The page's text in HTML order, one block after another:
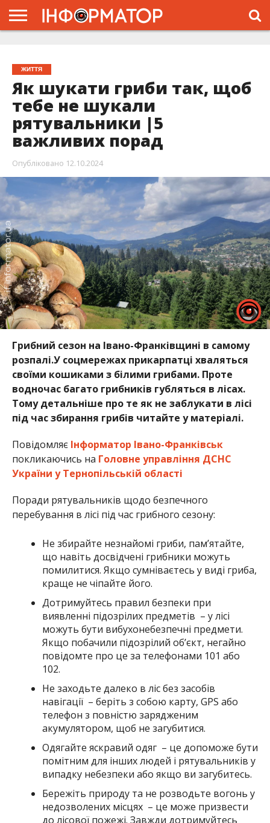
ЖИТТЯ
Як шукати гриби так, щоб
тебе не шукали
рятувальники |5
важливих порад
Опубліковано 12.10.2024
Грибний сезон на Івано-Франківщині в самому
розпалі.У соцмережах прикарпатці хваляться
своїми кошиками з білими грибами. Проте
водночас багато грибників губляться в лісах.
Тому детальніше про те як не заблукати в лісі
під час збирання грибів читайте у матеріалі.
ПовідомляєІнформатор Івано-Франківськ
покликаючись на Головне управління ДСНС
України у Тернопільській області
Поради рятувальників щодо безпечного
перебування в лісі під час грибного сезону:
Не збирайте незнайомі гриби, пам’ятайте,
що навіть досвідчені грибники можуть
помилитися. Якщо сумніваєтесь у виді гриба,
краще не чіпайте його.
Дотримуйтесь правил безпеки при
виявленні підозрілих предметів – у лісі
можуть бути вибухонебезпечні предмети.
Якщо побачили підозрілий об’єкт, негайно
повідомте про це за телефонами 101 або
102.
Не заходьте далеко в ліс без засобів
навігації – беріть з собою карту, GPS або
телефон з повністю зарядженим
акумулятором, щоб не загубитися.
Одягайте яскравий одяг – це допоможе бути
помітним для інших людей і рятувальників у
випадку небезпеки або якщо ви загубитесь.
Бережіть природу та не розводьте вогонь у
недозволених місцях – це може призвести
до лісової пожежі. Завжди дотримуйтесь